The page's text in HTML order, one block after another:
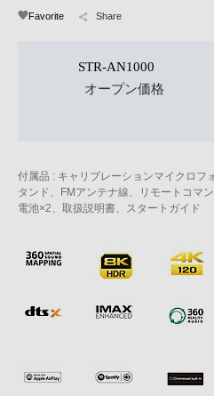
Favorite Share
STR-AN1000
オープン価格
付属品 : キャリブレーションマイクロフ
タンド、FMアンテナ線、リモートコマ
電池×2、取扱説明書、スタートガイド